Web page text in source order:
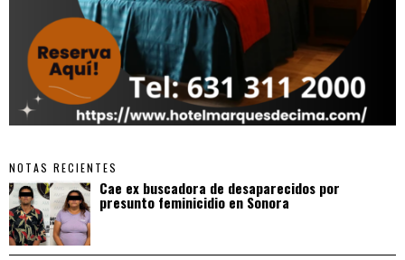
NOTAS RECIENTES
Cae ex buscadora de desaparecidos por
presunto feminicidio en Sonora